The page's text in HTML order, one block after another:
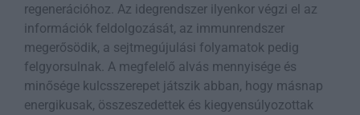
regenerációhoz. Az idegrendszer ilyenkor végzi el az
információk feldolgozását, az immunrendszer
megerősödik, a sejtmegújulási folyamatok pedig
felgyorsulnak. A megfelelő alvás mennyisége és
minősége kulcsszerepet játszik abban, hogy másnap
energikusak, összeszedettek és kiegyensúlyozottak